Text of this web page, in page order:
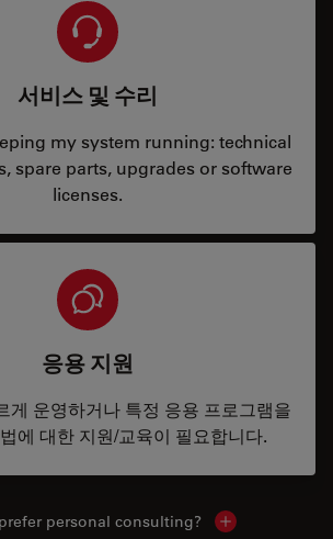
서비스 및 수리
my system running: technical
spare parts, upgrades or software
licenses.
응용 지원
게 운영하거나 특정 응용 프로그램을
에 대한 지원/교육이 필요합니다.
personal consulting? Show local